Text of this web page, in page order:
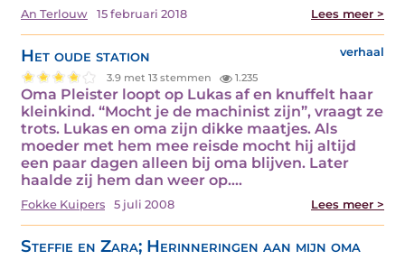
An Terlouw 15 februari 2018 Lees meer >
Het oude station verhaal
3.9 met 13 stemmen 1.235
Oma Pleister loopt op Lukas af en knuffelt haar
kleinkind. “Mocht je de machinist zijn”, vraagt ze
trots. Lukas en oma zijn dikke maatjes. Als
moeder met hem mee reisde mocht hij altijd
een paar dagen alleen bij oma blijven. Later
haalde zij hem dan weer op.…
Fokke Kuipers 5 juli 2008 Lees meer >
Steffie en Zara; Herinneringen aan mijn oma